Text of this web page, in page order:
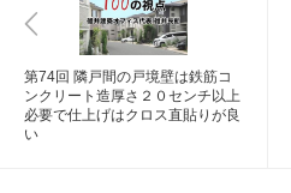
第74回 隣戸間の戸境壁は鉄筋コ
ンクリート造厚さ２０センチ以上
必要で仕上げはクロス直貼りが良
い